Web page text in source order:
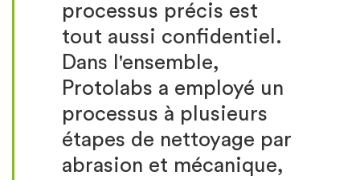
processus précis est
tout aussi confidentiel.
Dans l'ensemble,
Protolabs a employé un
processus à plusieurs
étapes de nettoyage par
abrasion et mécanique,